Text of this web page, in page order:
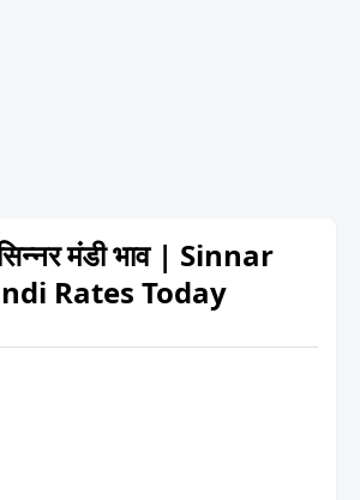
मंडी भाव | Sinnar
Rates Today